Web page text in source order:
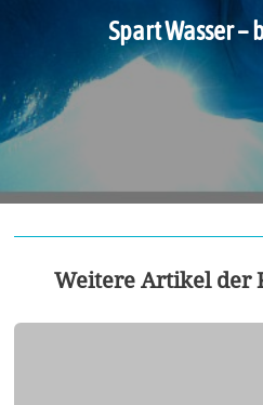
Spart Wasser
Weitere Artikel der